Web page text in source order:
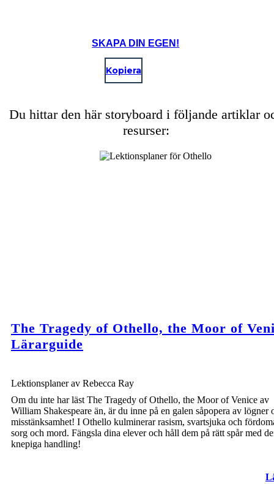
SKAPA DIN EGEN!
Kopiera
Du hittar den här storyboard i följande artiklar
resurser:
The Tragedy of Othello, the Moor of
Lärarguide
Lektionsplaner av Rebecca Ray
Om du inte har läst The Tragedy of Othello, the Moor of Venice av
William Shakespeare än, är du inne på en galen såpopera av lögner
misstänksamhet! I Othello kulminerar rasism, svartsjuka och
sorg och mord. Fängsla dina elever och håll dem på rätt spår med
knepiga handling!